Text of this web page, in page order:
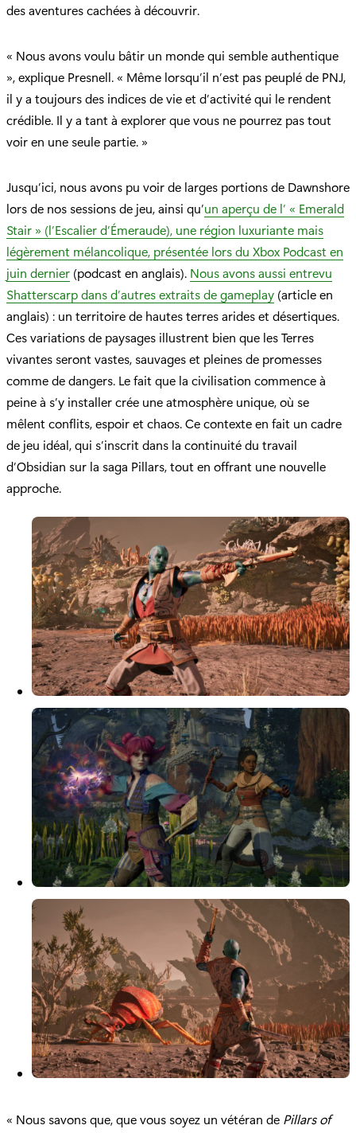
des aventures cachées à découvrir.
« Nous avons voulu bâtir un monde qui semble authentique
», explique Presnell. « Même lorsqu’il n’est pas peuplé de PNJ,
il y a toujours des indices de vie et d’activité qui le rendent
crédible. Il y a tant à explorer que vous ne pourrez pas tout
voir en une seule partie. »
Jusqu’ici, nous avons pu voir de larges portions de Dawnshore
lors de nos sessions de jeu, ainsi qu’un aperçu de l’ « Emerald
Stair » (l’Escalier d’Émeraude), une région luxuriante mais
légèrement mélancolique, présentée lors du Xbox Podcast en
juin dernier (podcast en anglais). Nous avons aussi entrevu
Shatterscarp dans d’autres extraits de gameplay (article en
anglais) : un territoire de hautes terres arides et désertiques.
Ces variations de paysages illustrent bien que les Terres
vivantes seront vastes, sauvages et pleines de promesses
comme de dangers. Le fait que la civilisation commence à
peine à s’y installer crée une atmosphère unique, où se
mêlent conflits, espoir et chaos. Ce contexte en fait un cadre
de jeu idéal, qui s’inscrit dans la continuité du travail
d’Obsidian sur la saga Pillars, tout en offrant une nouvelle
approche.
« Nous savons que, que vous soyez un vétéran de Pillars of